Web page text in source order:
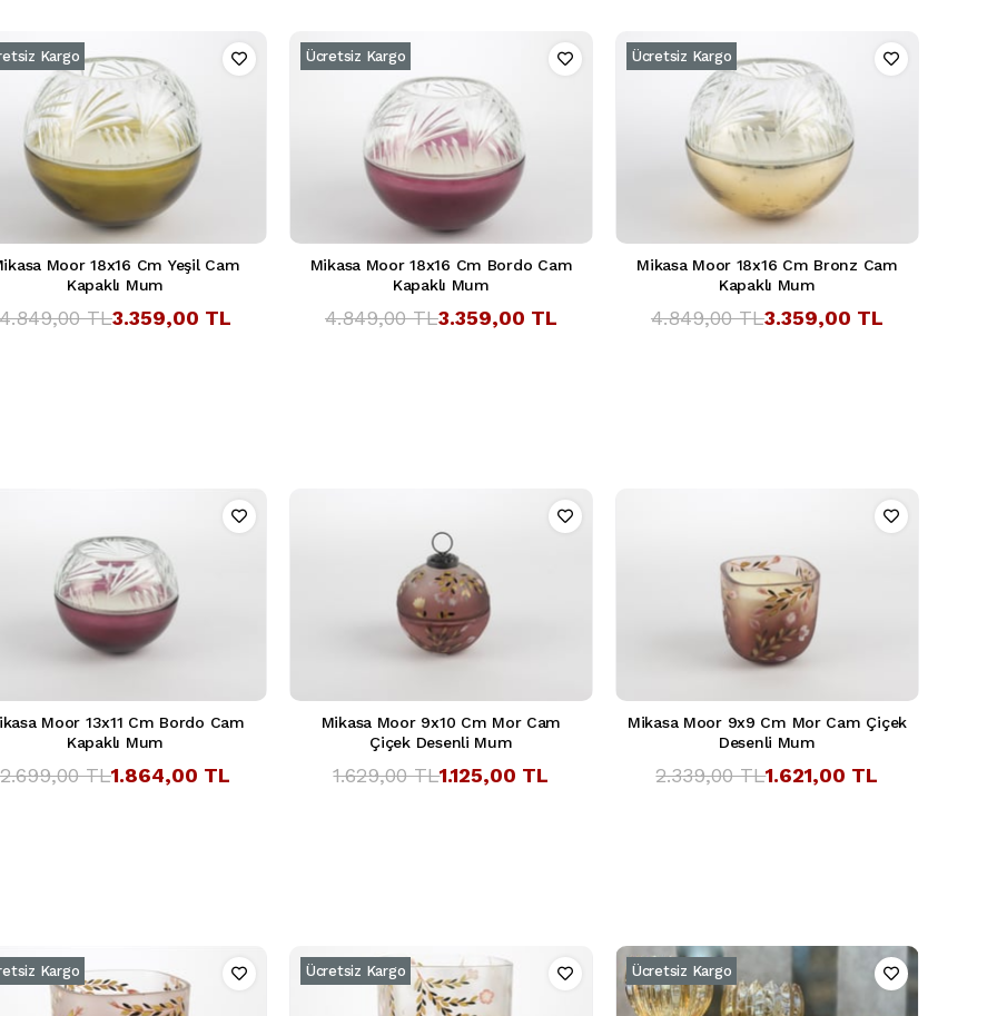
Moor 18x16 Cm Yeşil Cam
Kapaklı Mum
3.359,00 TL
TL
Kargo
Mikasa Moor 18x16 Cm Bordo Cam
Kapaklı Mum
3.359,00 TL
4.849,00 TL
Ücretsiz Kargo
Mikasa Moor 18x16 Cm Bronz Cam
Kapaklı Mum
3.359,00 TL
4.849,00 TL
Ücretsiz Kargo
Moor 13x11 Cm Bordo Cam
Kapaklı Mum
1.864,00 TL
2.699,00 TL
Mikasa Moor 9x10 Cm Mor Cam
Çiçek Desenli Mum
1.125,00 TL
1.629,00 TL
Mikasa Moor 9x9 Cm Mor Cam Çiçek
Desenli Mum
1.621,00 TL
2.339,00 TL
Kargo Ücretsiz Kargo Ücretsiz Kargo